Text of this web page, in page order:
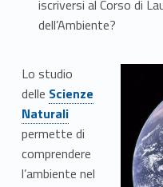
iscriversi al Corso di
dell’Ambiente?
P
e
r
c
Lo studio
delle Link identifier #identifier__110835-1
Scienze
Naturali
permette di
comprendere
l’ambiente nel